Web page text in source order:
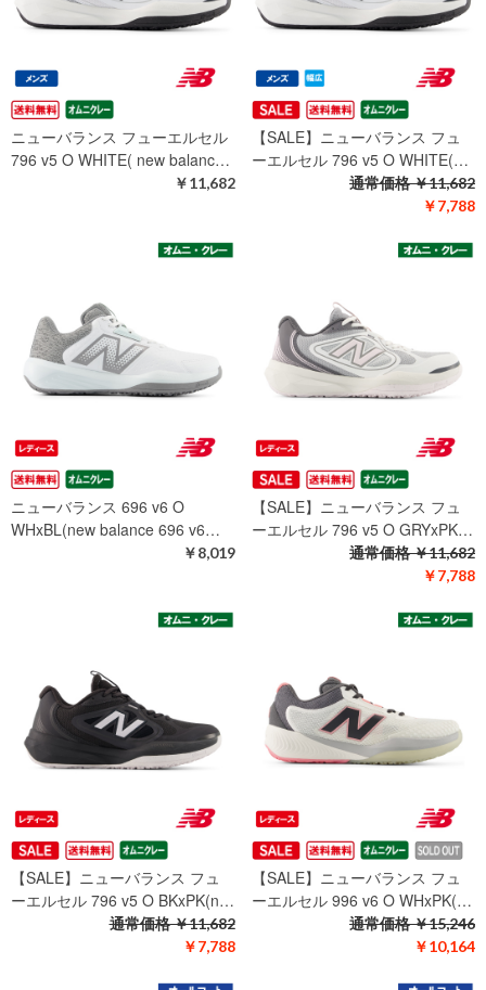
ニューバランス フューエルセル
796 v5 O WHITE( new balanc…
￥11,682
【SALE】ニューバランス フュ
ーエルセル 796 v5 O WHITE(…
￥7,788
通常価格￥11,682
ニューバランス 696 v6 O
WHxBL(new balance 696 v6…
￥8,019
【SALE】ニューバランス フュ
ーエルセル 796 v5 O GRYxPK…
￥7,788
通常価格￥11,682
【SALE】ニューバランス フュ
ーエルセル 796 v5 O BKxPK(n…
￥7,788
通常価格￥11,682
【SALE】ニューバランス フュ
ーエルセル 996 v6 O WHxPK(…
￥10,164
通常価格￥15,246